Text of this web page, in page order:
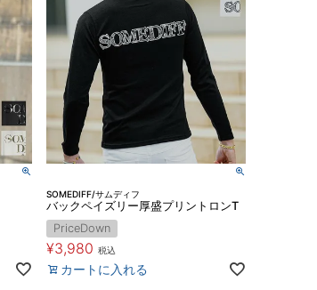
SOMEDIFF/サムディフ
バックペイズリー厚盛プリントロンT
PriceDown
¥3,980 税込
カートに入れる